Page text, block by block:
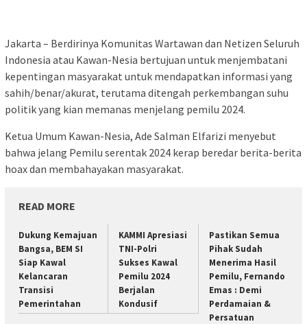
Jakarta – Berdirinya Komunitas Wartawan dan Netizen Seluruh
Indonesia atau Kawan-Nesia bertujuan untuk menjembatani
kepentingan masyarakat untuk mendapatkan informasi yang
sahih/benar/akurat, terutama ditengah perkembangan suhu
politik yang kian memanas menjelang pemilu 2024.
Ketua Umum Kawan-Nesia, Ade Salman Elfarizi menyebut
bahwa jelang Pemilu serentak 2024 kerap beredar berita-berita
hoax dan membahayakan masyarakat.
READ MORE
Dukung Kemajuan
Bangsa, BEM SI
Siap Kawal
Kelancaran
Transisi
Pemerintahan
KAMMI Apresiasi
TNI-Polri
Sukses Kawal
Pemilu 2024
Berjalan
Kondusif
Pastikan Semua
Pihak Sudah
Menerima Hasil
Pemilu, Fernando
Emas : Demi
Perdamaian &
Persatuan